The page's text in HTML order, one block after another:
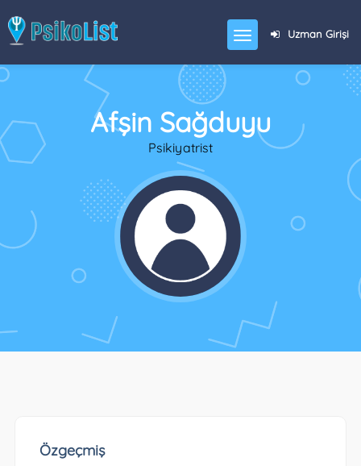
Uzman Girişi
Afşin Sağduyu
Psikiyatrist
Özgeçmiş